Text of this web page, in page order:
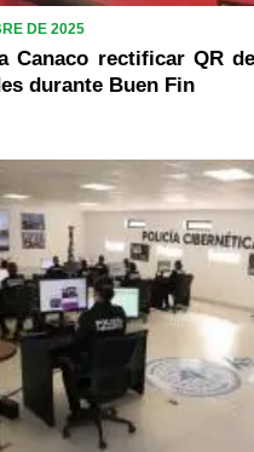
DE 2025
Canaco rectificar QR
durante Buen Fin